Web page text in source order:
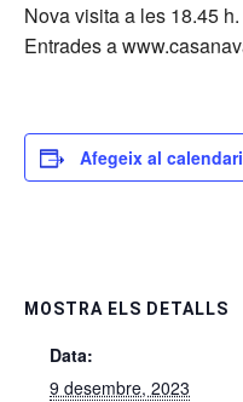
Nova visita a les 18.45 h.
Entrades a
Afegeix al calendari
MOSTRA ELS DETALLS
Data:
9 desembre, 2023